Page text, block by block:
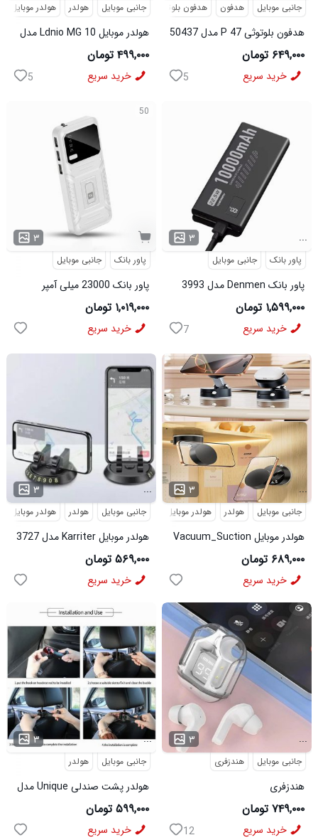
جانبی موبایل هولدر هولدر موبایل
هولدر موبایل Ldnio MG 10 مدل
50436
۴۹۹,۰۰۰ تومان
خرید سریع 5
جانبی موبایل هدفون هدفون بلوتوثی
هدفون بلوتوثی P 47 مدل 50437
۶۴۹,۰۰۰ تومان
خرید سریع 5
50
۳
پاور بانک جانبی موبایل
پاور بانک 23000 میلی آمپر
Xiaomi M 10 مدل 50218
۱,۰۱۹,۰۰۰ تومان
خرید سریع
۳ ...
پاور بانک جانبی موبایل
پاور بانک Denmen مدل 3993
۱,۵۹۹,۰۰۰ تومان
خرید سریع 7
۳ ...
جانبی موبایل هولدر هولدر موبایل
هولدر موبایل Karriter مدل 3727
۵۶۹,۰۰۰ تومان
خرید سریع
۳ ...
جانبی موبایل هولدر هولدر موبایل
هولدر موبایل Vacuum_Suction
مدل 3676
۶۸۹,۰۰۰ تومان
خرید سریع
۳ ...
جانبی موبایل هولدر
هولدر پشت صندلی Unique مدل
3570
۵۹۹,۰۰۰ تومان
خرید سریع
۳ ...
جانبی موبایل هندزفری
هندزفری
3574
۷۴۹,۰۰۰ تومان
خرید سریع 12